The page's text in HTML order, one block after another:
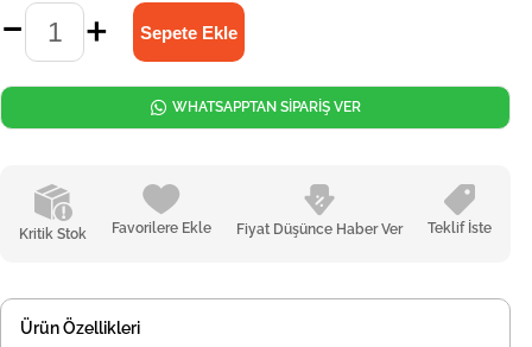
Kritik Stok Favorilere Ekle Fiyat Düşünce Haber Ver Teklif İste
WHATSAPPTAN SİPARİŞ VER
Ürün Özellikleri